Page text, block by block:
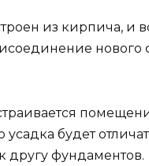
из кирпича, и
нового
будет
фундаментов.